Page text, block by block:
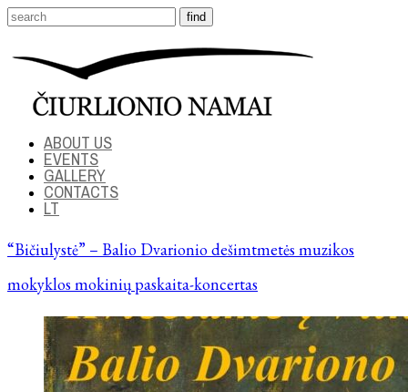
ABOUT US
EVENTS
GALLERY
CONTACTS
LT
“Bičiulystė” – Balio Dvarionio dešimtmetės muzikos
mokyklos mokinių paskaita-koncertas